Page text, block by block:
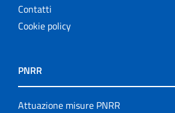
Contatti
Cookie policy
PNRR
Attuazione misure PNRR